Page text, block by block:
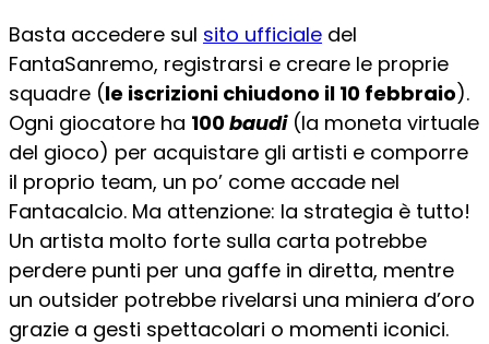
Basta accedere sul sito ufficiale del
FantaSanremo, registrarsi e creare le proprie
squadre (le iscrizioni chiudono il 10 febbraio).
Ogni giocatore ha 100baudi(la moneta virtuale
del gioco) per acquistare gli artisti e comporre
il proprio team, un po’ come accade nel
Fantacalcio. Ma attenzione: la strategia è tutto!
Un artista molto forte sulla carta potrebbe
perdere punti per una gaffe in diretta, mentre
un outsider potrebbe rivelarsi una miniera d’oro
grazie a gesti spettacolari o momenti iconici.